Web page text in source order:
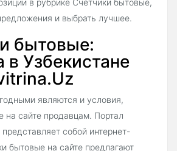
в рубрике Счетчики бытовые,
и выбрать лучшее.
бытовые:
Узбекистане
являются и условия,
на сайте продавцам. Портал
собой интернет-
бытовые на сайте предлагают